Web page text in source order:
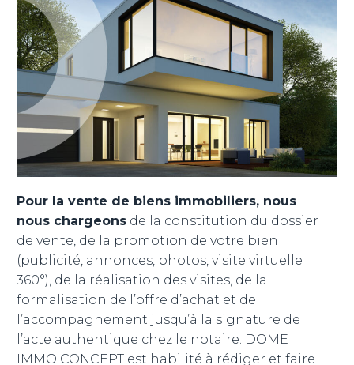
Pour la vente de biens immobiliers, nous
nous chargeons de la constitution du dossier
de vente, de la promotion de votre bien
(publicité, annonces, photos, visite virtuelle
360°), de la réalisation des visites, de la
formalisation de l’offre d’achat et de
l’accompagnement jusqu’à la signature de
l’acte authentique chez le notaire. DOME
IMMO CONCEPT est habilité à rédiger et faire